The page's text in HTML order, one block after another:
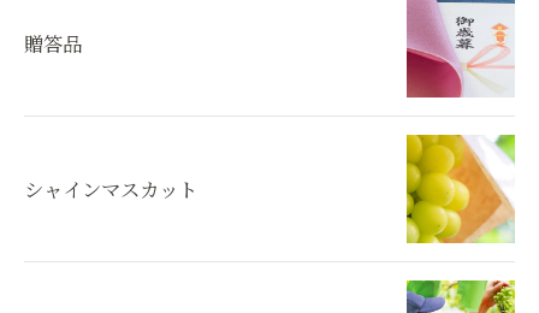
贈答品
シャインマスカット